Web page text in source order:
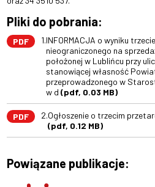
Pliki do pobrania:
PDF 1.INFORMACJA o wyniku
nieograniczonego na
położonej w Lublińcu przy
stanowiącej własność
przeprowadzonego w
w d(pdf, 0.03 MB)
PDF 2.Ogłoszenie o trzecim
(pdf, 0.12 MB)
Powiązane publikacje: